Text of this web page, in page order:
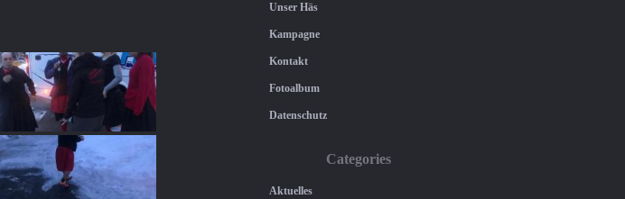
Unser Häs
Kampagne
Kontakt
Fotoalbum
Datenschutz
Categories
Aktuelles